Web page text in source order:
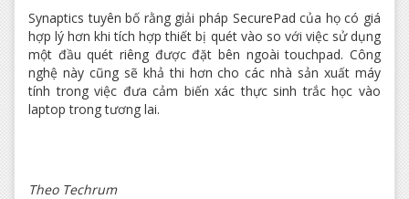
Synaptics tuyên bố rằng giải pháp SecurePad của họ có giá
hợp lý hơn khi tích hợp thiết bị quét vào so với việc sử dụng
một đầu quét riêng được đặt bên ngoài touchpad. Công
nghệ này cũng sẽ khả thi hơn cho các nhà sản xuất máy
tính trong việc đưa cảm biến xác thực sinh trắc học vào
laptop trong tương lai.
Theo Techrum